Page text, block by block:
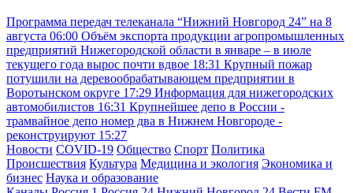
Программа передач телеканала “Нижний Новгород 24” на 8
августа 06:00 Объём экспорта продукции агропромышленных
предприятий Нижегородской области в январе – в июле
текущего года вырос почти вдвое 18:31 Крупный пожар
потушили на деревообрабатывающем предприятии в
Воротынском округе 17:29 Информация для нижегородских
автомобилистов 16:31 Крупнейшее депо в России -
трамвайное депо номер два в Нижнем Новгороде -
реконструируют 15:27
Новости COVID-19 Общество Спорт Политика
Происшествия Культура Медицина и экология Экономика и
бизнес Наука и образование